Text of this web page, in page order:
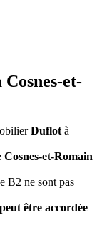
et-
Duflot à
Cosnes-et-Romain
B2 ne sont pas
être accordée